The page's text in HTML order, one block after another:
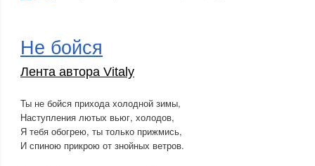
Не бойся
Лента автора Vitaly
Ты не бойся прихода холодной зимы,
Наступления лютых вьюг, холодов,
Я тебя обогрею, ты только прижмись,
И спиною прикрою от знойных ветров.